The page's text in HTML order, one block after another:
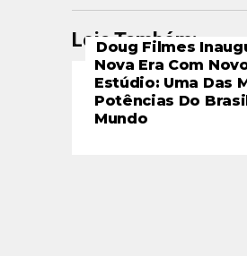
Leia Também:
Doug Filmes
Nova Era Com
Estúdio: Uma Das
Potências Do
Mundo